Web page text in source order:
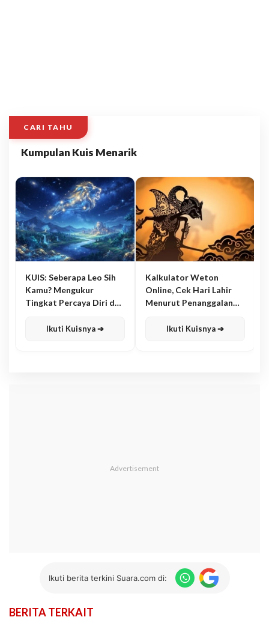
CARI TAHU
Kumpulan Kuis Menarik
KUIS: Seberapa Leo Sih
Kamu? Mengukur
Tingkat Percaya Diri dan
Ikuti Kuisnya ➔
Kalkulator Weton
Online, Cek Hari Lahir
Menurut Penanggalan
Ikuti Kuisnya ➔
Ikuti berita terkini Suara.com di:
BERITA TERKAIT